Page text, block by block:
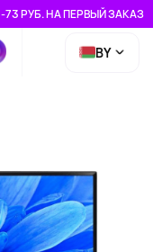
-73 РУБ. НА ПЕРВЫЙ ЗАКАЗ
BY